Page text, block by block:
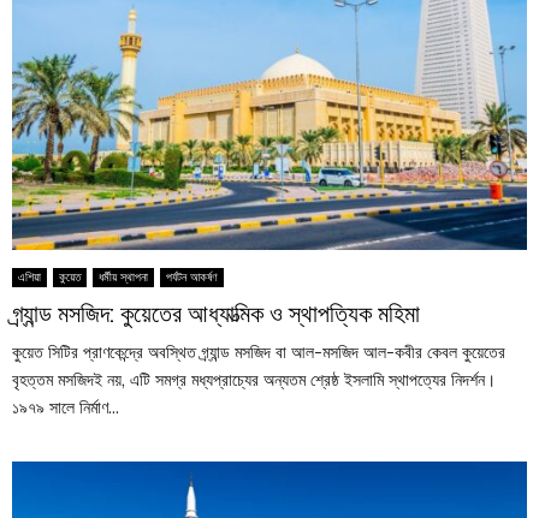
এশিয়া কুয়েত ধর্মীয় স্থাপনা পর্যটন আকর্ষণ
গ্র্যান্ড মসজিদ: কুয়েতের আধ্যাত্মিক ও স্থাপত্যিক মহিমা
কুয়েত সিটির প্রাণকেন্দ্রে অবস্থিত গ্র্যান্ড মসজিদ বা আল-মসজিদ আল-কবীর কেবল কুয়েতের
বৃহত্তম মসজিদই নয়, এটি সমগ্র মধ্যপ্রাচ্যের অন্যতম শ্রেষ্ঠ ইসলামি স্থাপত্যের নিদর্শন।
১৯৭৯ সালে নির্মাণ...